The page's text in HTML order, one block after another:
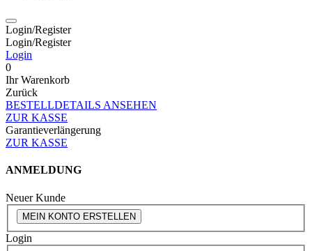
Login/Register
Login/Register
Login
0
Ihr Warenkorb
Zurück
BESTELLDETAILS ANSEHEN
ZUR KASSE
Garantieverlängerung
ZUR KASSE
ANMELDUNG
Neuer Kunde
MEIN KONTO ERSTELLEN
Login